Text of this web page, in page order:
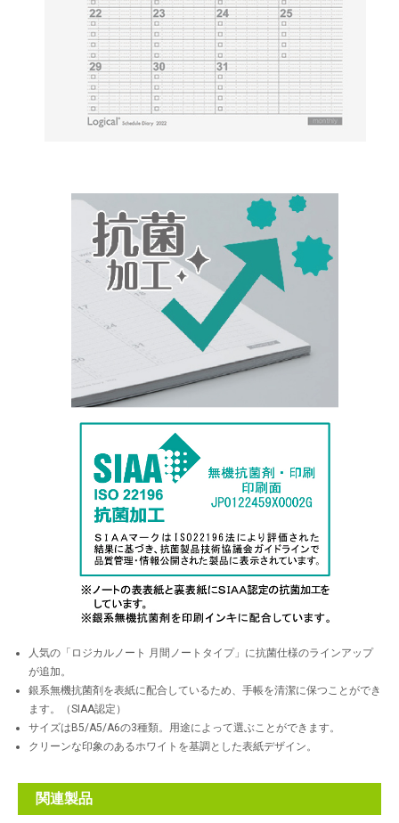
人気の「ロジカルノート 月間ノートタイプ」に抗菌仕様のラインアップ
が追加。
銀系無機抗菌剤を表紙に配合しているため、手帳を清潔に保つことができ
ます。（SIAA認定）
サイズはB5/A5/A6の3種類。用途によって選ぶことができます。
クリーンな印象のあるホワイトを基調とした表紙デザイン。
関連製品